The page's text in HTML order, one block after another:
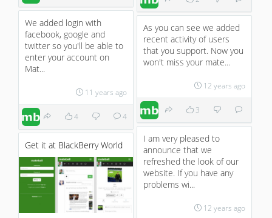
We added login with
facebook, google and
twitter so you'll be able to
enter your account on
Mat...
11 years ago
4 4
As you can see we added
recent activity of users
that you support. Now you
won't miss your mate...
12 years ago
3
I am very pleased to
announce that we
refreshed the look of our
website. If you have any
problems wi...
12 years ago
Get it at BlackBerry World